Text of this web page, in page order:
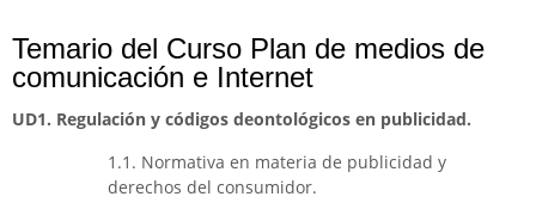
Temario del Curso Plan de medios de
comunicación e Internet
UD1. Regulación y códigos deontológicos en publicidad.
1.1. Normativa en materia de publicidad y
derechos del consumidor.